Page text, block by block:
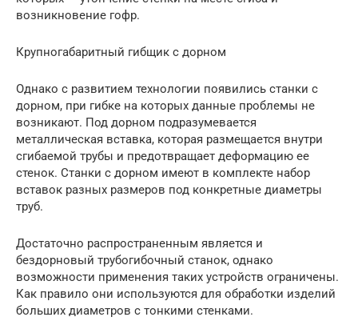
возникновение гофр.
Крупногабаритный гибщик с дорном
Однако с развитием технологии появились станки с
дорном, при гибке на которых данные проблемы не
возникают. Под дорном подразумевается
металлическая вставка, которая размещается внутри
сгибаемой трубы и предотвращает деформацию ее
стенок. Станки с дорном имеют в комплекте набор
вставок разных размеров под конкретные диаметры
труб.
Достаточно распространенным является и
бездорновый трубогибочный станок, однако
возможности применения таких устройств ограничены.
Как правило они используются для обработки изделий
больших диаметров с тонкими стенками.